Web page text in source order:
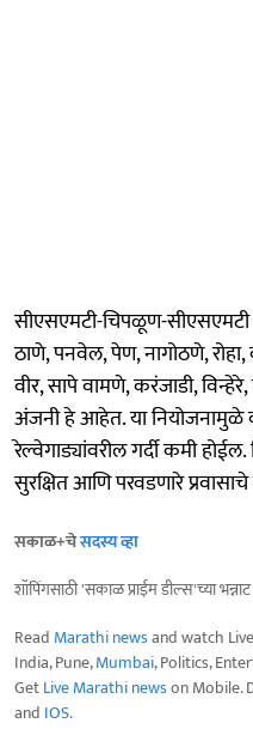
सीएसएमटी-चिपळूण-सीएसएमटी
ठाणे, पनवेल, पेण, नागोठणे, रोहा,
वीर, सापे वामणे, करंजाडी,
अंजनी हे आहेत. या नियोजनामुळे
रेल्वेगाड्यांवरील गर्दी कमी
सुरक्षित आणि परवडणारे
सकाळ+चेसदस्य व्हा
शॉपिंगसाठी 'सकाळ प्राईम डील्स'च्या
Read Marathi newsand watch
India, Pune,Mumbai, Politics,
GetLive Marathi newson Mobile.
and IOS.